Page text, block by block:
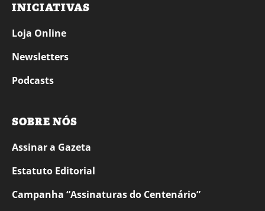
INICIATIVAS
Loja Online
Newsletters
Podcasts
SOBRE NÓS
Assinar a Gazeta
Estatuto Editorial
Campanha “Assinaturas do Centenário”